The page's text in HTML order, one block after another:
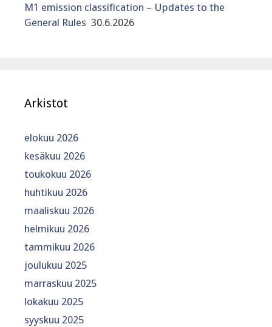
M1 emission classification – Updates to the
General Rules 30.6.2026
Arkistot
elokuu 2026
kesäkuu 2026
toukokuu 2026
huhtikuu 2026
maaliskuu 2026
helmikuu 2026
tammikuu 2026
joulukuu 2025
marraskuu 2025
lokakuu 2025
syyskuu 2025